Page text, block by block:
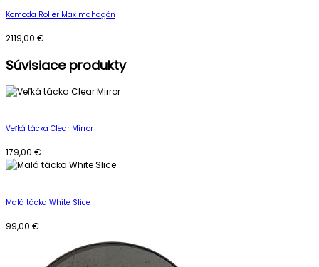
Komoda Roller Max mahagón
2119,00 €
Súvisiace produkty
Veľká tácka Clear Mirror
179,00 €
Malá tácka White Slice
99,00 €